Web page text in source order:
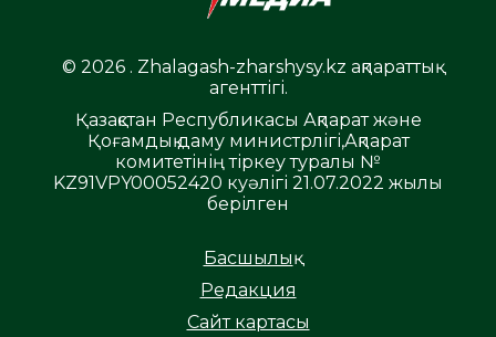
© 2026 . Zhalagash-zharshysy.kz ақпараттық
агенттігі.
Қазақстан Республикасы Ақпарат және
Қоғамдық даму министрлігі,Ақпарат
комитетінің тіркеу туралы №
KZ91VPY00052420 куәлігі 21.07.2022 жылы
берілген
Басшылық
Редакция
Сайт картасы